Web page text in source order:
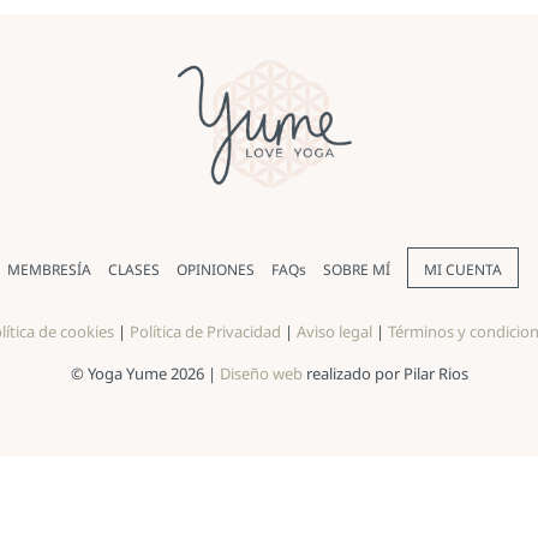
MEMBRESÍA CLASES OPINIONES FAQs SOBRE MÍ MI CUENTA
de cookies | Política de Privacidad | Aviso legal | Términos y
© Yoga Yume 2026 | Diseño webrealizado por Pilar Rios